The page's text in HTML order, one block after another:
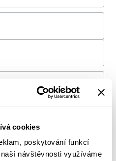
cookies
poskytování funkcí
návštěvnosti využíváme